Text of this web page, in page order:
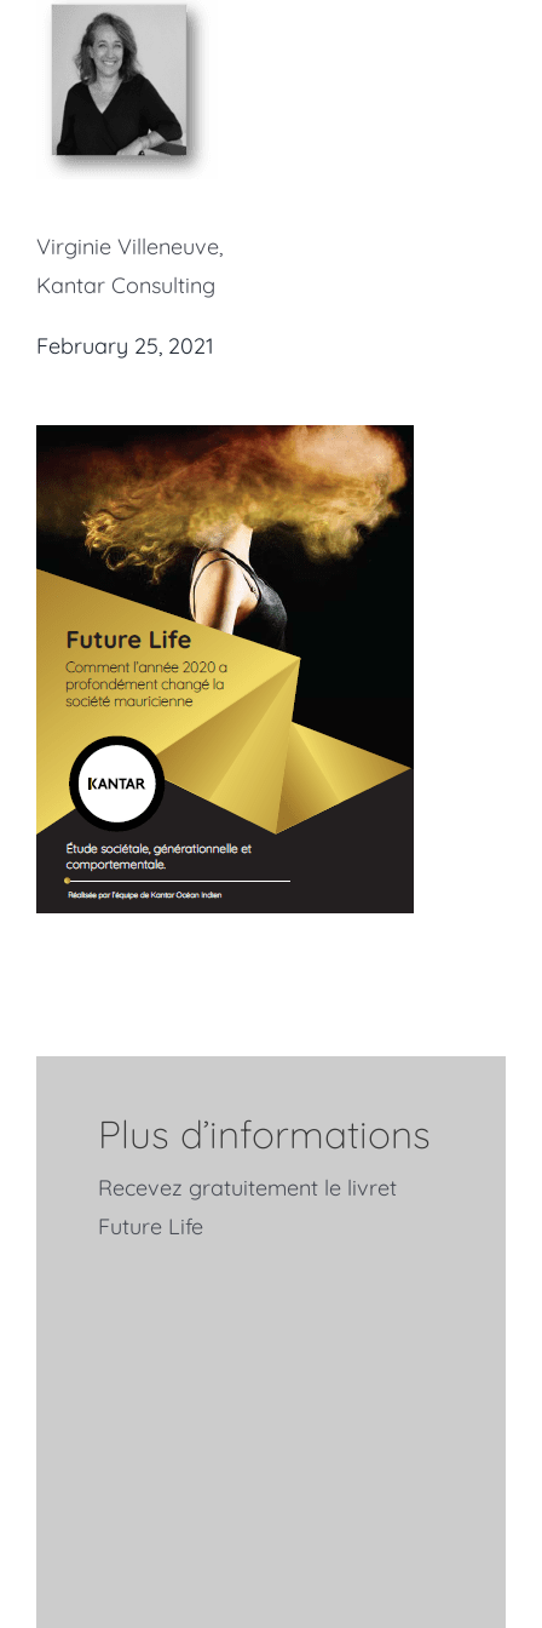
Virginie Villeneuve,
Kantar Consulting
February 25, 2021
Plus d’informations
Recevez gratuitement le livret
Future Life